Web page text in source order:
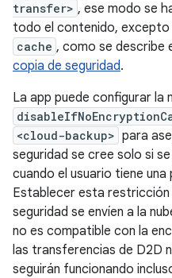
transfer> , ese modo se
todo el contenido,
cache , como se describe
copia de seguridad.
La app puede configurar la
<cloud-backup> para
seguridad se cree solo si
cuando el usuario tiene
Establecer esta restricción
seguridad se envíen a la
no es compatible con la
las transferencias de D2D
seguirán funcionando